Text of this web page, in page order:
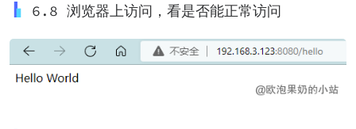
6.8 浏览器上访问，看是否能正常访问